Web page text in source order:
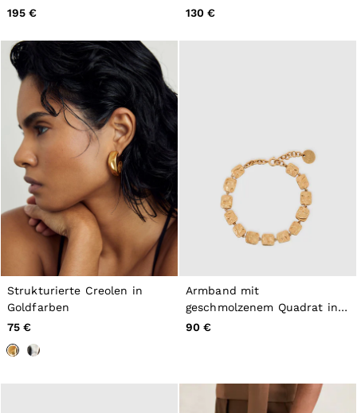
195 €
130 €
Strukturierte Creolen in
Goldfarben
75 €
Armband mit
geschmolzenem Quadrat in
Goldton
90 €